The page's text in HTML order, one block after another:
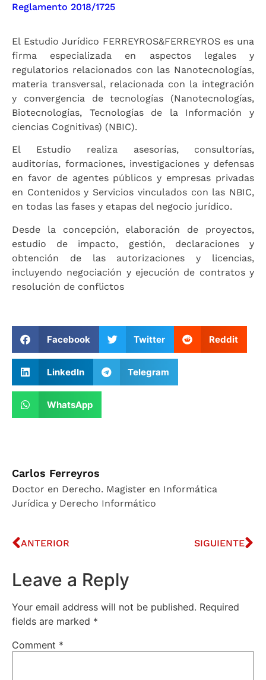
Reglamento 2018/1725
El Estudio Jurídico FERREYROS&FERREYROS es una
firma especializada en aspectos legales y
regulatorios relacionados con las Nanotecnologías,
materia transversal, relacionada con la integración
y convergencia de tecnologías (Nanotecnologías,
Biotecnologías, Tecnologías de la Información y
ciencias Cognitivas) (NBIC).
El Estudio realiza asesorías, consultorías,
auditorías, formaciones, investigaciones y defensas
en favor de agentes públicos y empresas privadas
en Contenidos y Servicios vinculados con las NBIC,
en todas las fases y etapas del negocio jurídico.
Desde la concepción, elaboración de proyectos,
estudio de impacto, gestión, declaraciones y
obtención de las autorizaciones y licencias,
incluyendo negociación y ejecución de contratos y
resolución de conflictos
Facebook Twitter Reddit
LinkedIn Telegram
WhatsApp
Carlos Ferreyros
Doctor en Derecho. Magister en Informática
Jurídica y Derecho Informático
ANTERIOR SIGUIENTE
Leave a Reply
Your email address will not be published. Required
fields are marked *
Comment *